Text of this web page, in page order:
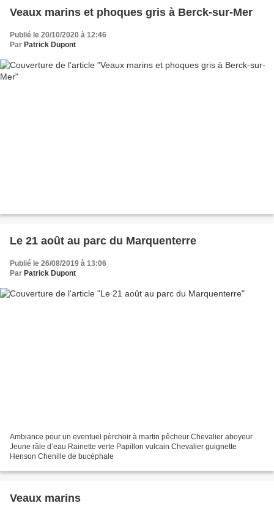
Veaux marins et phoques gris à Berck-sur-Mer
Publié le 20/10/2020 à 12:46
Par Patrick Dupont
Le 21 août au parc du Marquenterre
Publié le 26/08/2019 à 13:06
Par Patrick Dupont
Ambiance pour un eventuel pèrchoir à martin pêcheur Chevalier aboyeur
Jeune râle d’eau Rainette verte Papillon vulcain Chevalier guignette
Henson Chenille de bucéphale
Veaux marins